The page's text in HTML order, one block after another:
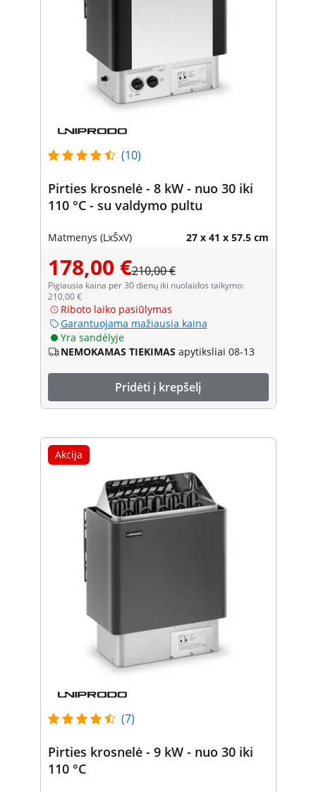
(10)
Pirties krosnelė - 8 kW - nuo 30 iki
110 °C - su valdymo pultu
Matmenys (LxŠxV) 27 x 41 x 57.5 cm
178,00 €210,00 €
Pigiausia kaina per 30 dienų iki nuolaidos taikymo:
210,00 €
Riboto laiko pasiūlymas
Garantuojama mažiausia kaina
Yra sandėlyje
NEMOKAMAS TIEKIMAS apytiksliai 08-13
Pridėti į krepšelį
Akcija
(7)
Pirties krosnelė - 9 kW - nuo 30 iki
110 °C